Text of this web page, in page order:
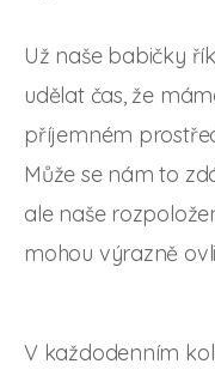
Už naše babičky
udělat čas, že
příjemném
Může se nám to
ale naše
mohou výrazně
V každodenním